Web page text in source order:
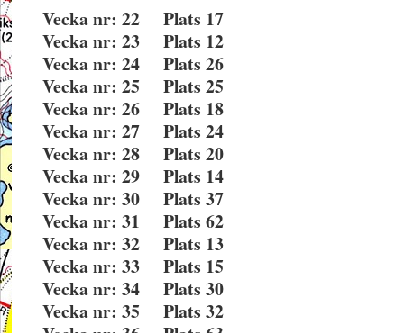
Vecka nr: 22 Plats 17
Vecka nr: 23 Plats 12
Vecka nr: 24 Plats 26
Vecka nr: 25 Plats 25
Vecka nr: 26 Plats 18
Vecka nr: 27 Plats 24
Vecka nr: 28 Plats 20
Vecka nr: 29 Plats 14
Vecka nr: 30 Plats 37
Vecka nr: 31 Plats 62
Vecka nr: 32 Plats 13
Vecka nr: 33 Plats 15
Vecka nr: 34 Plats 30
Vecka nr: 35 Plats 32